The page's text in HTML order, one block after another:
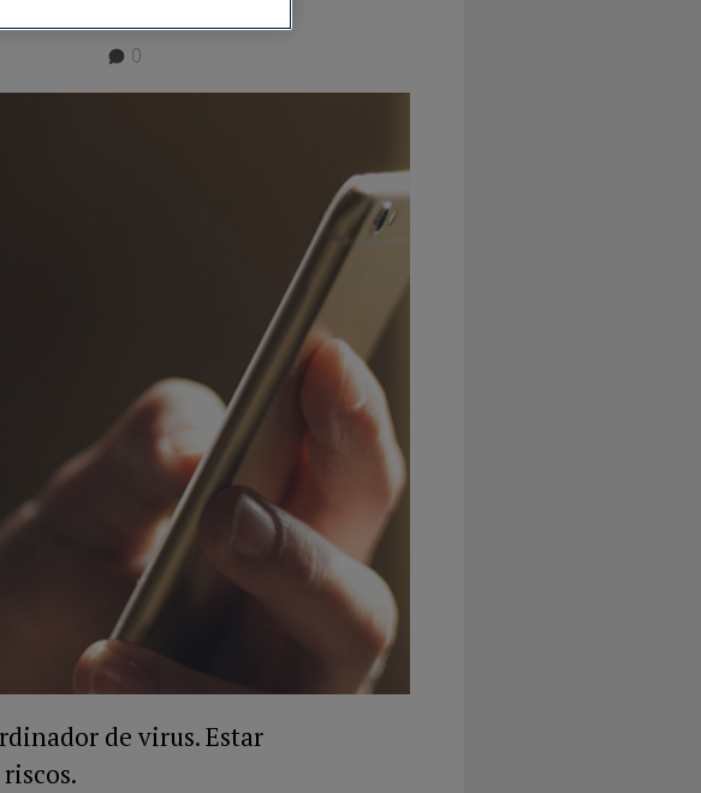
0
de virus. Estar